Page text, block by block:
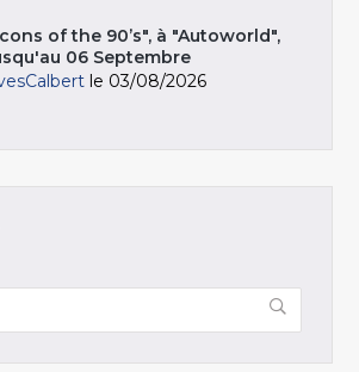
of the 90’s", à "Autoworld",
06 Septembre
le 03/08/2026